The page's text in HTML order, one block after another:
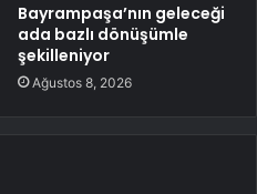
Bayrampaşa’nın geleceği
ada bazlı dönüşümle
şekilleniyor
Ağustos 8, 2026